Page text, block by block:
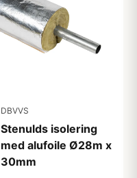
DBVVS
Stenulds isolering
med alufoile Ø28m x
30mm